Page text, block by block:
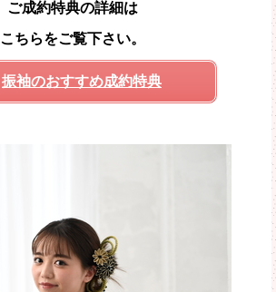
ご成約特典の詳細は
こちらをご覧下さい。
振袖のおすすめ成約特典